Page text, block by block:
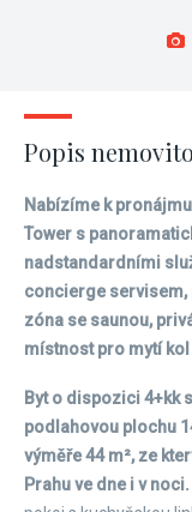
Popis
Nabízíme k
Tower s
nadstandardními
concierge servisem,
zóna se saunou,
místnost pro mytí
Byt o dispozici 4+kk
podlahovou plochu
výměře 44 m², ze
Prahu ve dne i v noci.